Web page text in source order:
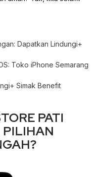
Dapatkan Lindungi+
Toko iPhone Semarang
Simak Benefit
PATI
PILIHAN